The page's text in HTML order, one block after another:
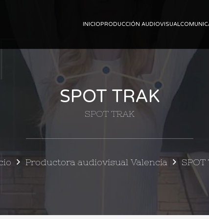
INICIOPRODUCCIÓN AUDIOVISUAL
SPOT TRAK
SPOT TRAK
Productora audiovisual Valencia SPOT